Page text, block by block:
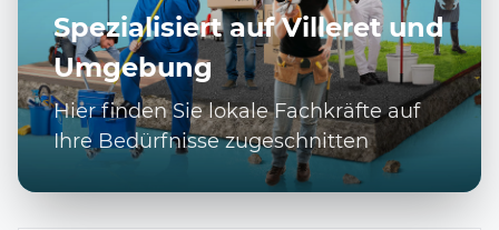
Spezialisiert auf Villeret und
Umgebung
Hier finden Sie lokale Fachkräfte auf
Ihre Bedürfnisse zugeschnitten